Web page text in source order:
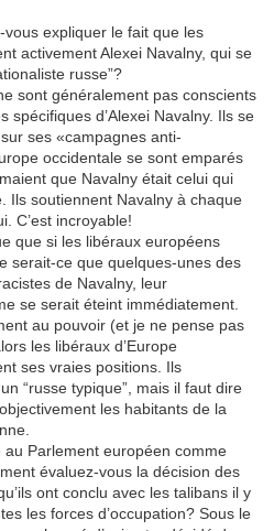
expliquer le fait que les
activement Alexei Navalny, qui se
russe”?
sont généralement pas conscients
spécifiques d’Alexei Navalny. Ils se
ses «campagnes anti-
occidentale se sont emparés
que Navalny était celui qui
Ils soutiennent Navalny à chaque
C’est incroyable!
que si les libéraux européens
serait-ce que quelques-unes des
de Navalny, leur
se serait éteint immédiatement.
au pouvoir (et je ne pense pas
les libéraux d’Europe
ses vraies positions. Ils
“russe typique”, mais il faut dire
les habitants de la
au Parlement européen comme
évaluez-vous la décision des
ont conclu avec les talibans il y
les forces d’occupation? Sous le